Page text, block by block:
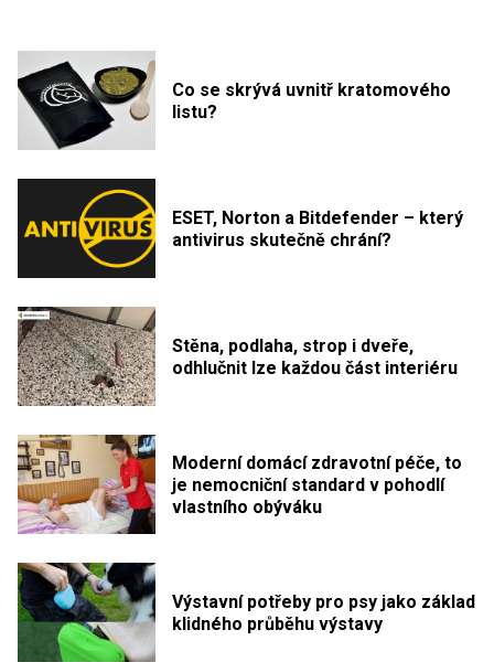
Co se skrývá uvnitř kratomového
listu?
ESET, Norton a Bitdefender – který
antivirus skutečně chrání?
Stěna, podlaha, strop i dveře,
odhlučnit lze každou část interiéru
Moderní domácí zdravotní péče, to
je nemocniční standard v pohodlí
vlastního obýváku
Výstavní potřeby pro psy jako základ
klidného průběhu výstavy